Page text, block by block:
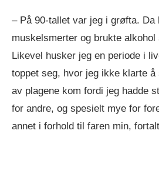
– På 90-tallet var jeg i grøfta. Da
muskelsmerter og brukte
Likevel husker jeg en periode i
toppet seg, hvor jeg ikke klarte
av plagene kom fordi jeg hadde
for andre, og spesielt mye for
annet i forhold til faren min,